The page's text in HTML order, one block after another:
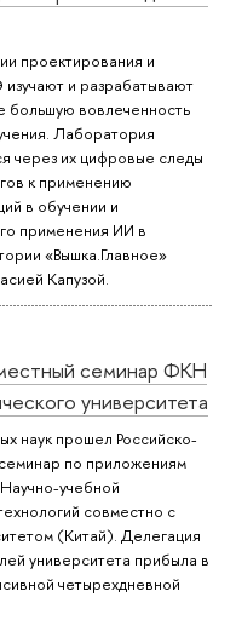
проектирования и
и разрабатывают
большую вовлеченность
Лаборатория
через их цифровые следы
к применению
в обучении и
применения ИИ в
«Вышка.Главное»
Капузой.
семинар ФКН
университета
наук прошел Российско-
по приложениям
учебной
совместно с
(Китай). Делегация
университета прибыла в
четырехдневной